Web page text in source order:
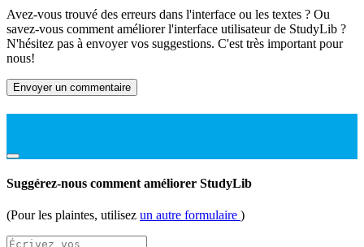
Avez-vous trouvé des erreurs dans l'interface ou les textes ? Ou
savez-vous comment améliorer l'interface utilisateur de StudyLib ?
N'hésitez pas à envoyer vos suggestions. C'est très important pour
nous!
Envoyer un commentaire
Suggérez-nous comment améliorer StudyLib
(Pour les plaintes, utilisez un autre formulaire )